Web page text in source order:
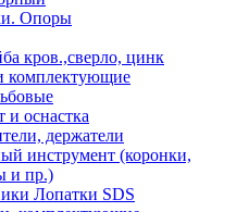
Опоры
кров.,сверло, цинк
комплектующие
и оснастка
держатели
инструмент (коронки,
и пр.)
Лопатки SDS